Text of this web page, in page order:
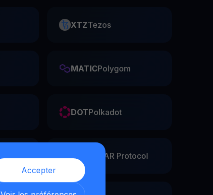
Accepter
XTZTezos
MATICPolygom
DOTPolkadot
NEAR NEAR Protocol